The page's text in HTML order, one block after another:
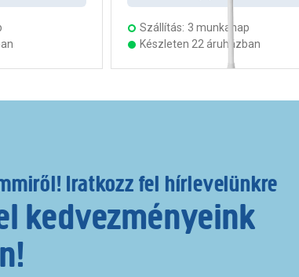
Szállítás: 3 munkanap
Készleten 22 áruházban
Iratkozz fel hírlevelünkre
kedvezményeink